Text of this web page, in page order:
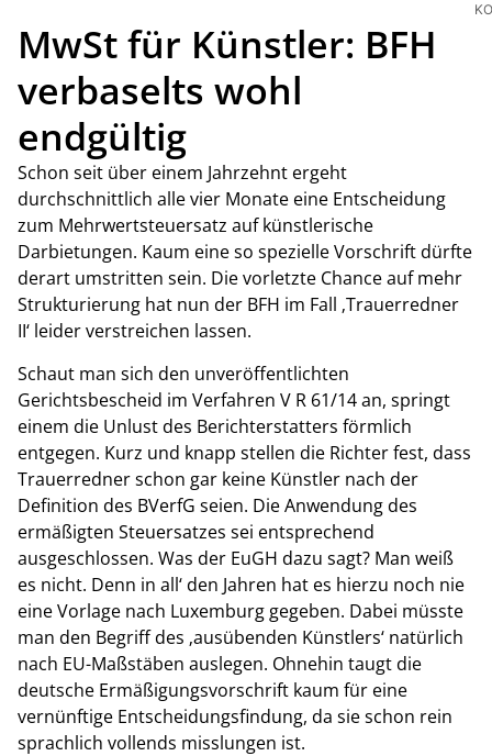
MwSt für Künstler: BFH
verbaselts wohl
endgültig
Schon seit über einem Jahrzehnt ergeht
durchschnittlich alle vier Monate eine Entscheidung
zum Mehrwertsteuersatz auf künstlerische
Darbietungen. Kaum eine so spezielle Vorschrift dürfte
derart umstritten sein. Die vorletzte Chance auf mehr
Strukturierung hat nun der BFH im Fall ‚Trauerredner
II‘ leider verstreichen lassen.
Schaut man sich den unveröffentlichten
Gerichtsbescheid im Verfahren V R 61/14 an, springt
einem die Unlust des Berichterstatters förmlich
entgegen. Kurz und knapp stellen die Richter fest, dass
Trauerredner schon gar keine Künstler nach der
Definition des BVerfG seien. Die Anwendung des
ermäßigten Steuersatzes sei entsprechend
ausgeschlossen. Was der EuGH dazu sagt? Man weiß
es nicht. Denn in all‘ den Jahren hat es hierzu noch nie
eine Vorlage nach Luxemburg gegeben. Dabei müsste
man den Begriff des ‚ausübenden Künstlers‘ natürlich
nach EU-Maßstäben auslegen. Ohnehin taugt die
deutsche Ermäßigungsvorschrift kaum für eine
vernünftige Entscheidungsfindung, da sie schon rein
sprachlich vollends misslungen ist.